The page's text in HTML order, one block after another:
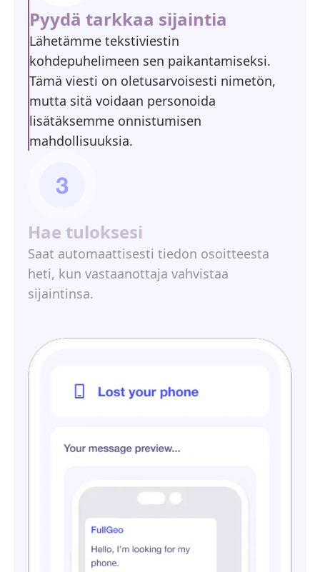
Pyydä tarkkaa sijaintia
Lähetämme tekstiviestin
kohdepuhelimeen sen paikantamiseksi.
Tämä viesti on oletusarvoisesti nimetön,
mutta sitä voidaan personoida
lisätäksemme onnistumisen
mahdollisuuksia.
Hae tuloksesi
Saat automaattisesti tiedon osoitteesta
heti, kun vastaanottaja vahvistaa
sijaintinsa.